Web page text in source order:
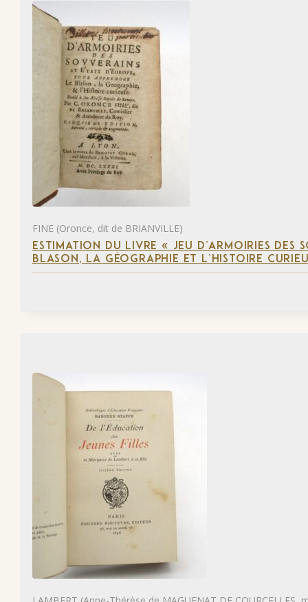
FINE (Oronce, dit de BRIANVILLE)
ESTIMATION DU LIVRE « JEU D’ARMOIRIES DES
BLASON, LA GÉOGRAPHIE ET L’HISTOIRE